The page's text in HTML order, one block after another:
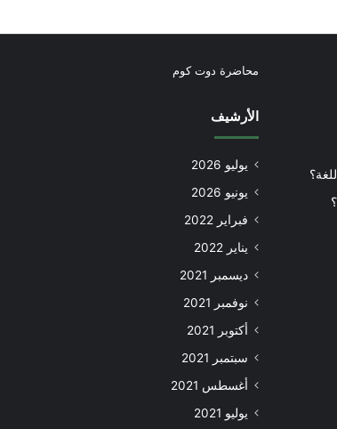
محاضرة دوت كوم
الأرشيف
يوليو 2026
يونيو 2026
فبراير 2022
يناير 2022
ديسمبر 2021
نوفمبر 2021
أكتوبر 2021
سبتمبر 2021
أغسطس 2021
يوليو 2021